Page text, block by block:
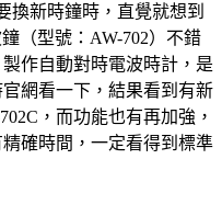
換新時鐘時，直覺就想到
（型號：AW-702）不錯
作自動對時電波時計，是
網看一下，結果看到有新
，而功能也有再加強，
確時間，一定看得到標準